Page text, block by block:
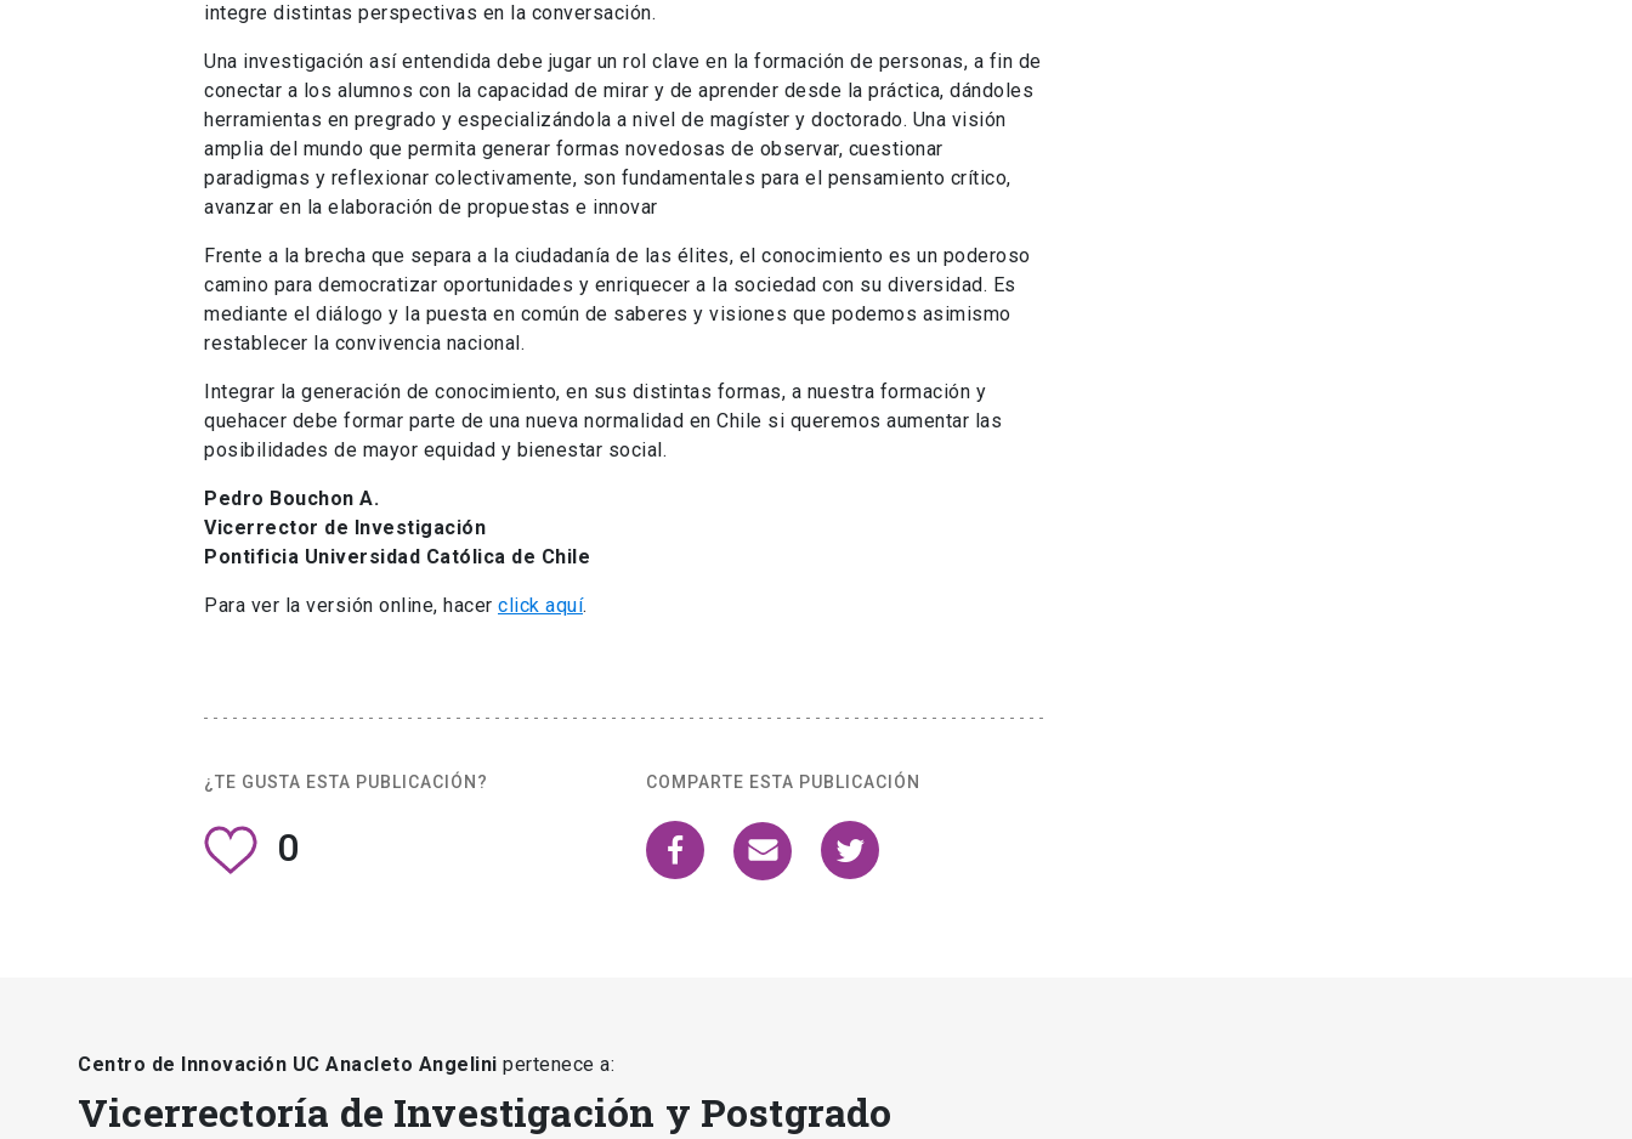
integre distintas perspectivas en la conversación.
Una investigación así entendida debe jugar un rol clave en la formación de personas, a fin de
conectar a los alumnos con la capacidad de mirar y de aprender desde la práctica, dándoles
herramientas en pregrado y especializándola a nivel de magíster y doctorado. Una visión
amplia del mundo que permita generar formas novedosas de observar, cuestionar
paradigmas y reflexionar colectivamente, son fundamentales para el pensamiento crítico,
avanzar en la elaboración de propuestas e innovar
Frente a la brecha que separa a la ciudadanía de las élites, el conocimiento es un poderoso
camino para democratizar oportunidades y enriquecer a la sociedad con su diversidad. Es
mediante el diálogo y la puesta en común de saberes y visiones que podemos asimismo
restablecer la convivencia nacional.
Integrar la generación de conocimiento, en sus distintas formas, a nuestra formación y
quehacer debe formar parte de una nueva normalidad en Chile si queremos aumentar las
posibilidades de mayor equidad y bienestar social.
Pedro Bouchon A.
Vicerrector de Investigación
Pontificia Universidad Católica de Chile
Para ver la versión online, hacer click aquí.
¿TE GUSTA ESTA PUBLICACIÓN?
0
COMPARTE ESTA PUBLICACIÓN
Centro de Innovación UC Anacleto Angelini pertenece a:
Vicerrectoría de Investigación y Postgrado